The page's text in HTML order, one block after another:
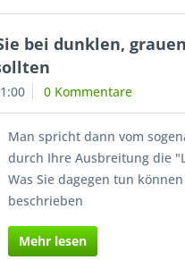
bei dunklen,
0 Kommentare
Man spricht dann vom
durch Ihre Ausbreitung die
Was Sie dagegen tun
beschrieben
Mehr lesen